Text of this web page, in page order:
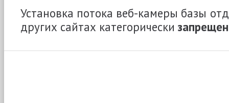
Установка потока веб-камеры базы
других сайтах категорически